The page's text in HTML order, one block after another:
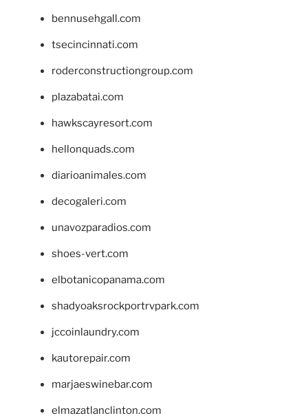
bennusehgall.com
tsecincinnati.com
roderconstructiongroup.com
plazabatai.com
hawkscayresort.com
hellonquads.com
diarioanimales.com
decogaleri.com
unavozparadios.com
shoes-vert.com
elbotanicopanama.com
shadyoaksrockportrvpark.com
jccoinlaundry.com
kautorepair.com
marjaeswinebar.com
elmazatlanclinton.com